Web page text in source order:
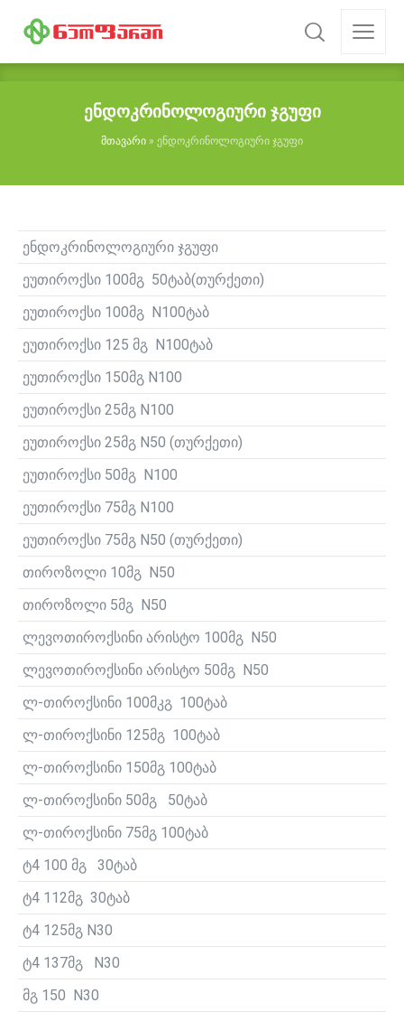
ენდოკრინოლოგიური ჯგუფი
მთავარი » ენდოკრინოლოგიური ჯგუფი
ენდოკრინოლოგიური ჯგუფი
ეუთიროქსი 100მგ 50ტაბ(თურქეთი)
ეუთიროქსი 100მგ N100ტაბ
ეუთიროქსი 125 მგ N100ტაბ
ეუთიროქსი 150მგ N100
ეუთიროქსი 25მგ N100
ეუთიროქსი 25მგ N50 (თურქეთი)
ეუთიროქსი 50მგ N100
ეუთიროქსი 75მგ N100
ეუთიროქსი 75მგ N50 (თურქეთი)
თიროზოლი 10მგ N50
თიროზოლი 5მგ N50
ლევოთიროქსინი არისტო 100მგ N50
ლევოთიროქსინი არისტო 50მგ N50
ლ-თიროქსინი 100მკგ 100ტაბ
ლ-თიროქსინი 125მგ 100ტაბ
ლ-თიროქსინი 150მგ 100ტაბ
ლ-თიროქსინი 50მგ 50ტაბ
ლ-თიროქსინი 75მგ 100ტაბ
ტ4 100 მგ 30ტაბ
ტ4 112მგ 30ტაბ
ტ4 125მგ N30
ტ4 137მგ N30
მგ 150 N30